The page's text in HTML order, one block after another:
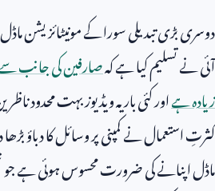
دوسری بڑی تبدیلی سورا کے
آئی نے تسلیم کیا ہے کہصارفین کی جانب سے
زیادہ ہےاور کئی بار یہ ویڈیوز بہت محدود
کثرتِ استعمال نے کمپنی پر وسائل کا دباؤ
ماڈل اپنانے کی ضرورت محسوس ہوئی ہے